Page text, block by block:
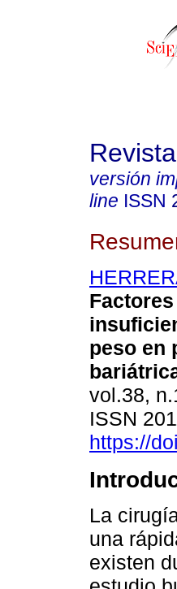
versión
line ISSN
peso en
vol.38,
ISSN
https://
La
una
existen